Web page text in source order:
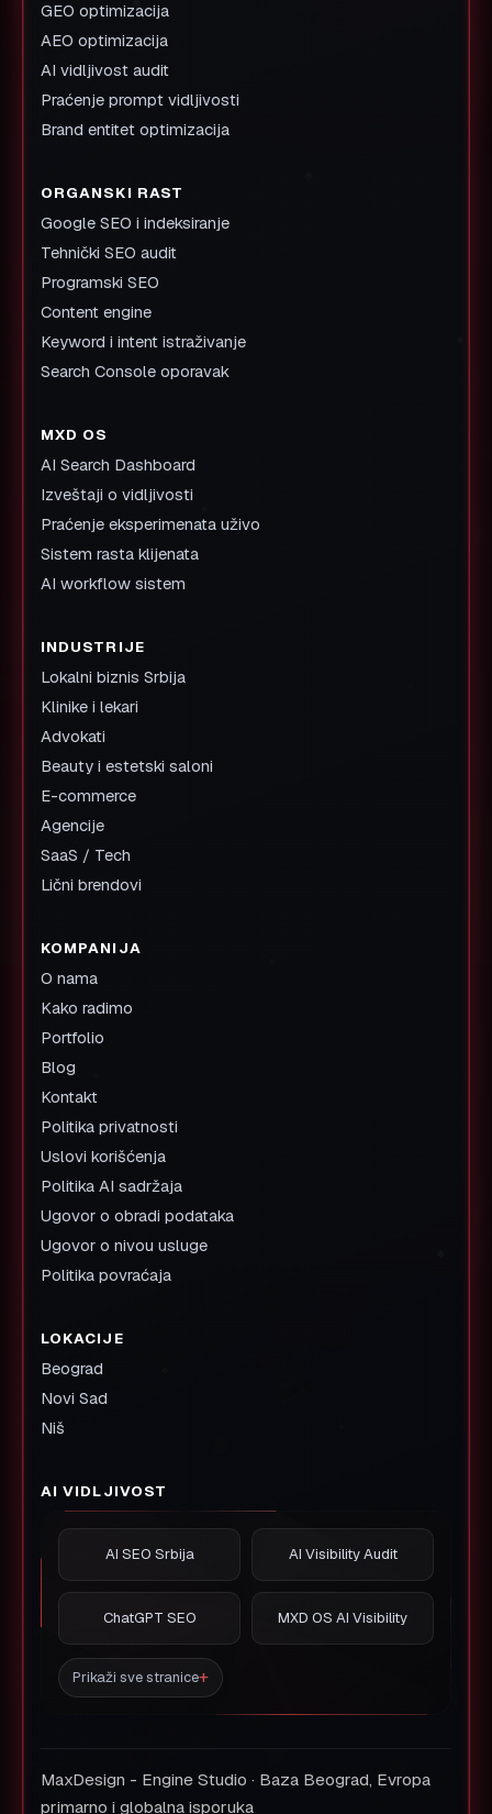
GEO optimizacija
AEO optimizacija
AI vidljivost audit
Praćenje prompt vidljivosti
Brand entitet optimizacija
ORGANSKI RAST
Google SEO i indeksiranje
Tehnički SEO audit
Programski SEO
Content engine
Keyword i intent istraživanje
Search Console oporavak
MXD OS
AI Search Dashboard
Izveštaji o vidljivosti
Praćenje eksperimenata uživo
Sistem rasta klijenata
AI workflow sistem
INDUSTRIJE
Lokalni biznis Srbija
Klinike i lekari
Advokati
Beauty i estetski saloni
E-commerce
Agencije
SaaS / Tech
Lični brendovi
KOMPANIJA
O nama
Kako radimo
Portfolio
Blog
Kontakt
Politika privatnosti
Uslovi korišćenja
Politika AI sadržaja
Ugovor o obradi podataka
Ugovor o nivou usluge
Politika povraćaja
LOKACIJE
Beograd
Novi Sad
Niš
AI VIDLJIVOST
AI SEO Srbija AI Visibility Audit
ChatGPT SEO MXD OS AI Visibility
Prikaži sve stranice
MaxDesign - Engine Studio · Baza Beograd, Evropa
primarno i globalna isporuka